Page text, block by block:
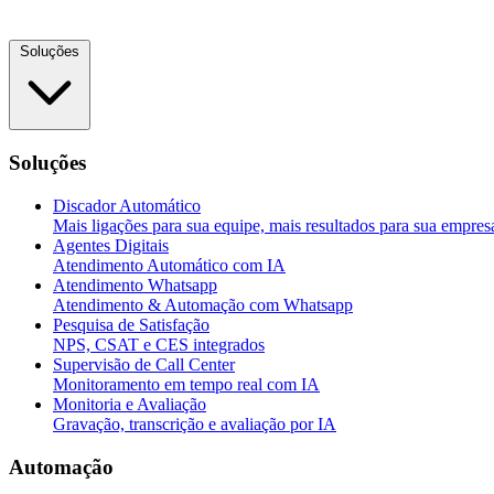
Soluções
Discador Automático
Mais ligações para sua equipe, mais resultados para sua
Agentes Digitais
Atendimento Automático com IA
Atendimento Whatsapp
Atendimento & Automação com Whatsapp
Pesquisa de Satisfação
NPS, CSAT e CES integrados
Supervisão de Call Center
Monitoramento em tempo real com IA
Monitoria e Avaliação
Gravação, transcrição e avaliação por IA
Automação